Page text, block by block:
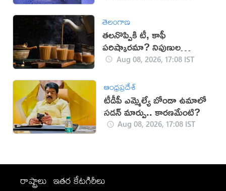
తెలంగాణ
తలనొప్పికి టీ, కాఫీ
పరిష్కారమా? నిపుణుల
సూచనలు ఇవే!
Aug 08, 2026, 17:08 IST
ఆంధ్రప్రదేశ్
టీడీపీ ఎమ్మెల్యే బోండా ఉమాలో
సడన్‌ మార్పు.. కారణమేంటి?
Aug 08, 2026, 17:08 IST
రాష్ట్రాలు ఇతర కేటగిరీలు